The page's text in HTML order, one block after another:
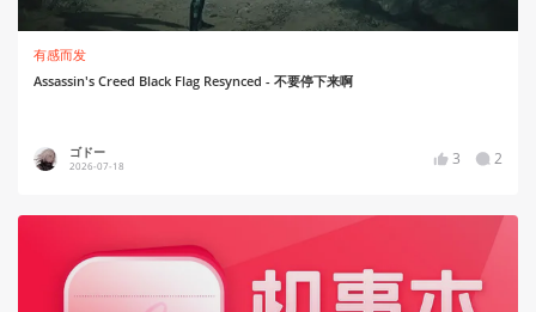
有感而发
Assassin's Creed Black Flag Resynced - 不要停下来啊
ゴドー
2026-07-18 3 2